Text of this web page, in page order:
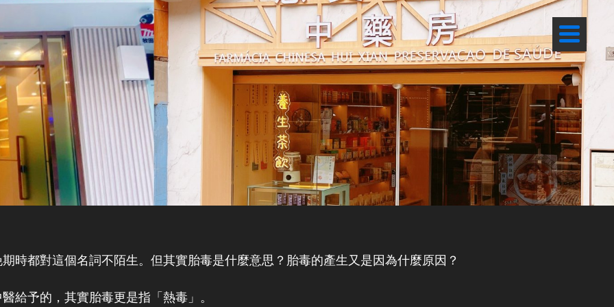
時都對這個名詞不陌生。但其實胎毒是什麼意思？胎毒的產生又是因為什麼原因？
給予的，其實胎毒更是指「熱毒」。